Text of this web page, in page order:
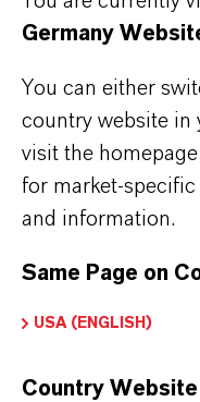
Hier können die
Nach Auswahl des
Germany
You can either
country website in
visit the
for market-
and information.
Same Page on
USA (ENGLISH)
Country Website